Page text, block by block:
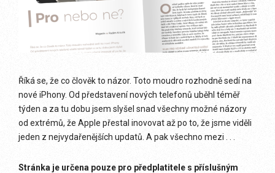
Říká se, že co člověk to názor. Toto moudro rozhodně sedí na
nové iPhony. Od představení nových telefonů uběhl téměř
týden a za tu dobu jsem slyšel snad všechny možné názory
od extrémů, že Apple přestal inovovat až po to, že jsme viděli
jeden z nejvydařenějších updatů. A pak všechno mezi . . .
Stránka je určena pouze pro předplatitele s příslušným